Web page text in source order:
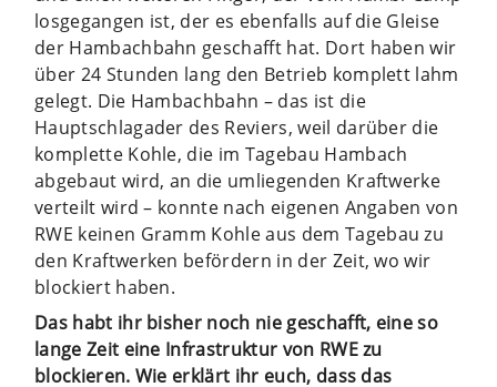
losgegangen ist, der es ebenfalls auf die Gleise
der Hambachbahn geschafft hat. Dort haben wir
über 24 Stunden lang den Betrieb komplett lahm
gelegt. Die Hambachbahn – das ist die
Hauptschlagader des Reviers, weil darüber die
komplette Kohle, die im Tagebau Hambach
abgebaut wird, an die umliegenden Kraftwerke
verteilt wird – konnte nach eigenen Angaben von
RWE keinen Gramm Kohle aus dem Tagebau zu
den Kraftwerken befördern in der Zeit, wo wir
blockiert haben.
Das habt ihr bisher noch nie geschafft, eine so
lange Zeit eine Infrastruktur von RWE zu
blockieren. Wie erklärt ihr euch, dass das